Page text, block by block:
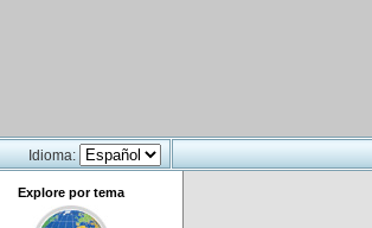
Idioma:
Explore por tema